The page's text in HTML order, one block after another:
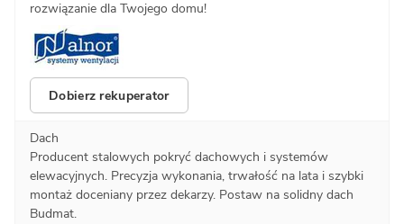
rozwiązanie dla Twojego domu!
Dobierz rekuperator
Dach
Producent stalowych pokryć dachowych i systemów
elewacyjnych. Precyzja wykonania, trwałość na lata i szybki
montaż doceniany przez dekarzy. Postaw na solidny dach
Budmat.